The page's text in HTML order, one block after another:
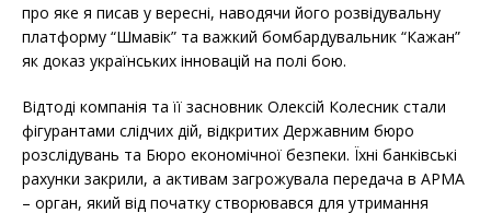
про яке я писав у вересні, наводячи його розвідувальну
платформу “Шмавік” та важкий бомбардувальник “Кажан”
як доказ українських інновацій на полі бою.
Відтоді компанія та її засновник Олексій Колесник стали
фігурантами слідчих дій, відкритих Державним бюро
розслідувань та Бюро економічної безпеки. Їхні банківські
рахунки закрили, а активам загрожувала передача в АРМА
– орган, який від початку створювався для утримання